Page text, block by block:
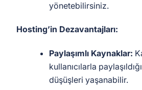
yönetebilirsiniz.
Hosting’in Dezavantajları:
Paylaşımlı Kaynaklar:
kullanıcılarla
düşüşleri yaşanabilir.